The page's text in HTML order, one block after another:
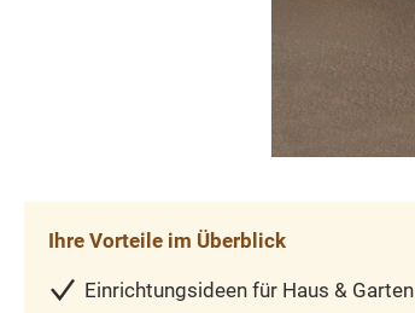
Ihre Vorteile im Überblick
Einrichtungsideen für Haus & Garten